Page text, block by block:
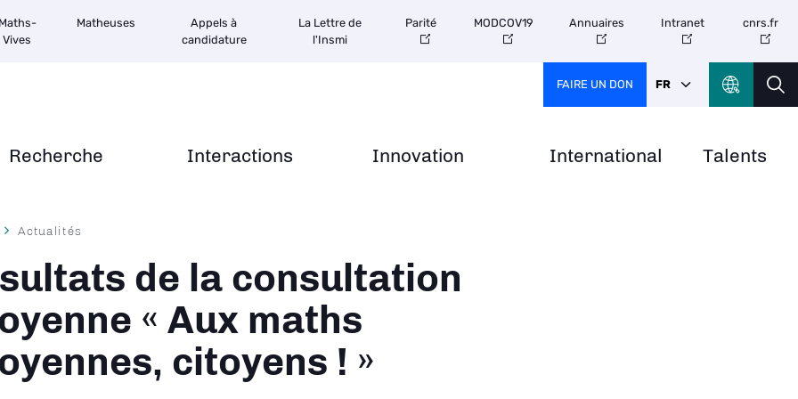
Recherche Interactions Innovation International Talents
Maths-
Vives
Matheuses
Appels à
candidature
La Lettre de
l'Insmi
Parité MODCOV19 Annuaires Intranet cnrs.fr
FAIRE UN DON FR
Actualités
de la consultation
« Aux maths
citoyens ! »